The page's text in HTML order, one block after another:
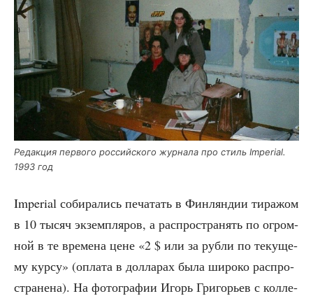
Редак­ция пер­во­го рос­сий­ско­го жур­на­ла про стиль Imperial.
1993 год
Imperial соби­ра­лись печа­тать в Фин­лян­дии тира­жом
в 10 тысяч экзем­пля­ров, а рас­про­стра­нять по огром­
ной в те вре­ме­на цене «2 $ или за руб­ли по теку­ще­
му кур­су» (опла­та в дол­ла­рах была широ­ко рас­про­
стра­не­на). На фото­гра­фии Игорь Гри­го­рьев с кол­ле­